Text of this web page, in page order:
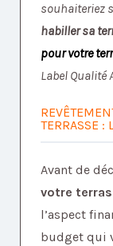
souhaiteriez
habiller sa
pour votre
Label Qualité
TERRASSE :
Avant de
votre
l’aspect
budget qui